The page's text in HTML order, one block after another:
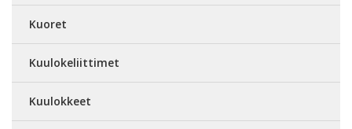
Kuoret
Kuulokeliittimet
Kuulokkeet